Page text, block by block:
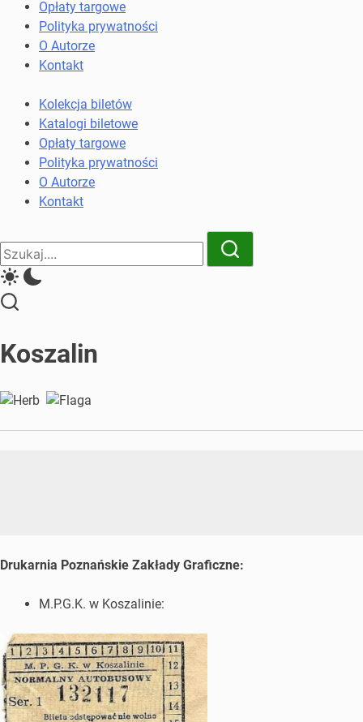
komunikacji
miejskiej
kolejowych
Opłaty targowe
Polityka prywatności
O Autorze
Kontakt
Kolekcja biletów
Katalogi biletowe
Opłaty targowe
Polityka prywatności
O Autorze
Kontakt
Close
Search
Search
Koszalin
Drukarnia Poznańskie Zakłady Graficzne:
M.P.G.K. w Koszalinie: